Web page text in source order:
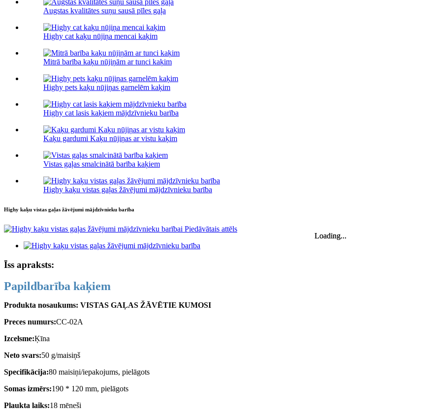
Augstas kvalitātes suņu sausā pīles gaļa
Highy cat kaķu nūjiņa mencai kaķim
Mitrā barība kaķu nūjiņām ar tunci kaķim
Highy pets kaķu nūjiņas garnelēm kaķim
Highy cat lasis kaķiem mājdzīvnieku barība
Kaķu gardumi Kaķu nūjiņas ar vistu kaķim
Vistas gaļas smalcinātā barība kaķiem
Highy kaķu vistas gaļas žāvējumi mājdzīvnieku barība
Highy kaķu vistas gaļas žāvējumi mājdzīvnieku barība
Loading...
Loading...
Īss apraksts:
Papildbarība kaķiem
Produkta nosaukums: VISTAS GAĻAS ŽĀVĒTIE KUMOSI
Preces numurs:CC-02A
Izcelsme:Ķīna
Neto svars:50 g/maisiņš
Specifikācija:80 maisiņi/iepakojums, pielāgots
Somas izmērs:190 * 120 mm, pielāgots
Plaukta laiks:18 mēneši